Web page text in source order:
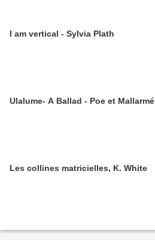
I am vertical - Sylvia Plath
Ulalume- A Ballad - Poe et Mallarmé
Les collines matricielles, K. White